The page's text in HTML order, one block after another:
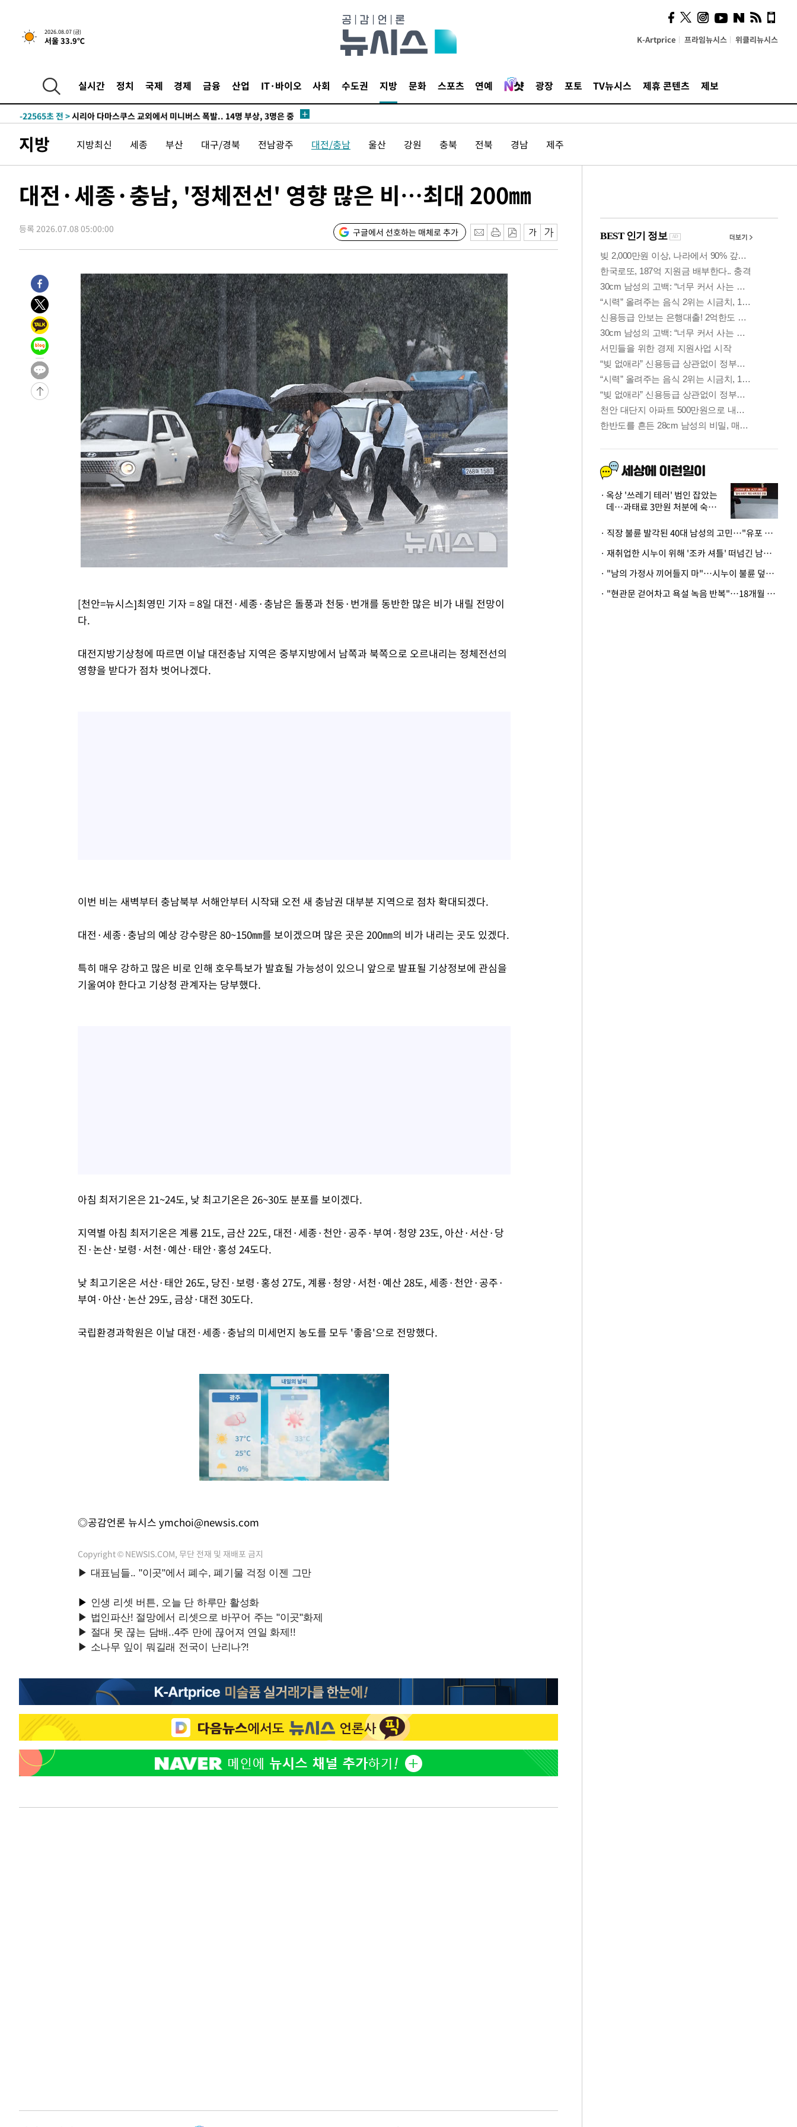
2026.08.07 (금)
서울 33.9℃ K-Artprice 프라임뉴시스 위클리뉴시스
실시간 정치 국제 경제 금융 산업 IT·바이오 사회 수도권 지방 문화 스포츠 연예 광장 포토 TV뉴시스 제휴 콘텐츠 제보
-25895초 전 >[속보]합수본, '투표율 허위 입력' 중앙·서울·경기도 선관위 등 9곳
압수수색
-25650초 전 >[속보]원·달러 환율, 오전 9시 1423.8원
-25432초 전 >
[속보]코스닥, 5.95포인트(0.74%) 상승한 807.62개장
-25400초 전 >
-22565초 전 > 시리아 다마스쿠스 교외에서 미니버스 폭발.. 14명 부상, 3명은 중
-16827초 전 >
이란, 호르무즈서 "적국 목표물들"과 대치로 남부 케슘섬에서 두차
-15542초 전 >[속보]美, 폴리실리콘 수입 규제…파생제품 15% 관세, 120일 후
-11393초 전 > [속보] 뉴욕증시, 일제 하락 마감…나스닥 0.06%↓
-28327초 전 >[속보]'300억원대 사기 혐의' 차가원 대표 구속 송치
-27521초 전 >"미 전국적 살모네라 식중독 원인은 멕시코산 할라피뇨"-- CDC
-25915초 전 >
[속보]합수본, '투표율 허위 입력' 중앙·서울·경기도 선관위 등 9곳
압수수색
-25670초 전 >
[속보]원·달러 환율, 오전 9시 1423.8원
-25466초 전 >
[속보]삼성전자·SK하이닉스 동반 강보합…1%대 상승 출발
-25452초 전 >
[속보]코스닥, 5.95포인트(0.74%) 상승한 807.62개장
-25420초 전 >
[속보]코스피, 6300선 재탈환…1.09% 오른 6365.07 개장
-22585초 전 >
시리아 다마스쿠스 교외에서 미니버스 폭발.. 14명 부상, 3명은 중
-21883초 전 >
입추에도 극한더위…서울 낮 39도 '폭염중대경보'
-16847초 전 >
이란, 호르무즈서 "적국 목표물들"과 대치로 남부 케슘섬에서 두차
[속보]美, 폴리실리콘 수입 규제…파생제품 15% 관세, 120일 후
[속보]트럼프, 美 원정출산 금지 행정명령 서명
[속보] 뉴욕증시, 일제 하락 마감…나스닥 0.06%↓
지방 지방최신 세종 부산 대구/경북 전남광주 대전/충남 울산 강원 충북 전북 경남 제주
대전·세종·충남, '정체전선' 영향 많은 비…최대 200㎜
등록 2026.07.08 05:00:00 구글에서 선호하는 매체로 추가
[천안=뉴시스]최영민 기자 = 8일 대전·세종·충남은 돌풍과 천둥·번개를 동반한 많은 비가 내릴 전망이
다.
대전지방기상청에 따르면 이날 대전충남 지역은 중부지방에서 남쪽과 북쪽으로 오르내리는 정체전선의
영향을 받다가 점차 벗어나겠다.
이번 비는 새벽부터 충남북부 서해안부터 시작돼 오전 새 충남권 대부분 지역으로 점차 확대되겠다.
대전·세종·충남의 예상 강수량은 80~150㎜를 보이겠으며 많은 곳은 200㎜의 비가 내리는 곳도 있겠다.
특히 매우 강하고 많은 비로 인해 호우특보가 발효될 가능성이 있으니 앞으로 발표될 기상정보에 관심을
기울여야 한다고 기상청 관계자는 당부했다.
아침 최저기온은 21~24도, 낮 최고기온은 26~30도 분포를 보이겠다.
지역별 아침 최저기온은 계룡 21도, 금산 22도, 대전·세종·천안·공주·부여·청양 23도, 아산·서산·당
진·논산·보령·서천·예산·태안·홍성 24도다.
낮 최고기온은 서산·태안 26도, 당진·보령·홍성 27도, 계룡·청양·서천·예산 28도, 세종·천안·공주·
부여·아산·논산 29도, 금상·대전 30도다.
국립환경과학원은 이날 대전·세종·충남의 미세먼지 농도를 모두 '좋음'으로 전망했다.
◎공감언론 뉴시스 ymchoi@newsis.com
Copyright © NEWSIS.COM, 무단 전재 및 재배포 금지
시, 스마트폰 액세서리에
NFC 더했다
옥상 '쓰레기 테러' 범인 잡았는
데…과태료 3만원 처분에 숙박업
· 직장 불륜 발각된 40대 남성의 고민…"유포 동료 명예훼손·협박죄 고소 가능할까"
· 재취업한 시누이 위해 '조카 셔틀' 떠넘긴 남편…아내 "난 못한다"
· "남의 가정사 끼어들지 마"…시누이 불륜 덮으려는 남편에 억울한 아내
· "현관문 걷어차고 욕설 녹음 반복"…18개월 아기 키우는 집 뒤흔든 '앞집의 비극'